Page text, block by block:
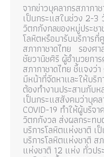
จากข่าวบุคลากรสภากา
เป็นกระแสในช่วง 2-3
วิตกกังกลของหมู่ประช
โลหิตหรือมารับบริการ
สภากาชาดไทย รองศ
ชัยวานิชศิริ ผู้อำนวยกา
สภากาชาดไทย ชี้แจงว่
มีหน้าที่จัดหาและให้บริ
ต้องทำงานประสานกับ
เป็นกระแสสังคมว่าบุค
COVID-19 ทำให้ผู้บริจ
วิตกกังวล ส่งผลกระทบ
บริการโลหิตแห่งชาติ เ
บริการโลหิตแห่งชาติ ส
แห่งชาติ 12 แห่ง ทั่วปร